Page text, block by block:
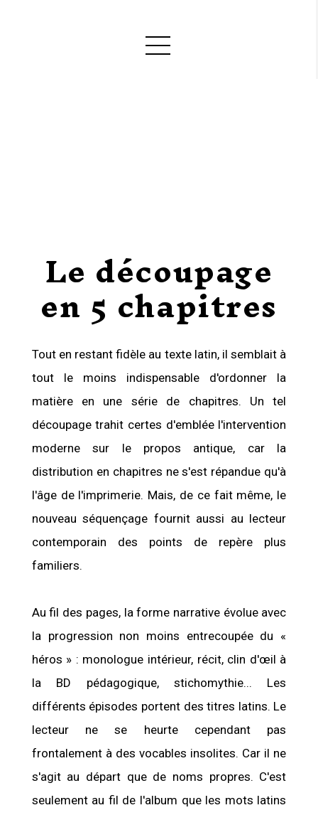
Le découpage
en 5 chapitres
Tout en restant fidèle au texte latin, il semblait à
tout le moins indispensable d'ordonner la
matière en une série de chapitres. Un tel
découpage trahit certes d'emblée l'intervention
moderne sur le propos antique, car la
distribution en chapitres ne s'est répandue qu'à
l'âge de l'imprimerie. Mais, de ce fait même, le
nouveau séquençage fournit aussi au lecteur
contemporain des points de repère plus
familiers.
Au fil des pages, la forme narrative évolue avec
la progression non moins entrecoupée du «
héros » : monologue intérieur, récit, clin d'œil à
la BD pédagogique, stichomythie... Les
différents épisodes portent des titres latins. Le
lecteur ne se heurte cependant pas
frontalement à des vocables insolites. Car il ne
s'agit au départ que de noms propres. C'est
seulement au fil de l'album que les mots latins